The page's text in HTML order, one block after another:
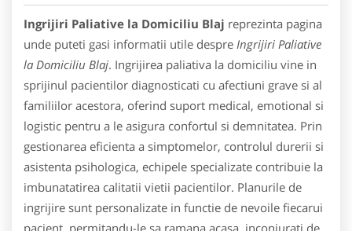
Ingrijiri Paliative la Domiciliu Blaj reprezinta pagina
unde puteti gasi informatii utile despre Ingrijiri Paliative
la Domiciliu Blaj. Ingrijirea paliativa la domiciliu vine in
sprijinul pacientilor diagnosticati cu afectiuni grave si al
familiilor acestora, oferind suport medical, emotional si
logistic pentru a le asigura confortul si demnitatea. Prin
gestionarea eficienta a simptomelor, controlul durerii si
asistenta psihologica, echipele specializate contribuie la
imbunatatirea calitatii vietii pacientilor. Planurile de
ingrijire sunt personalizate in functie de nevoile fiecarui
pacient, permitandu-le sa ramana acasa, inconjurati de